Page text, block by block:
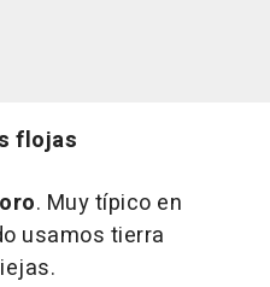
flojas
. Muy típico en
usamos tierra